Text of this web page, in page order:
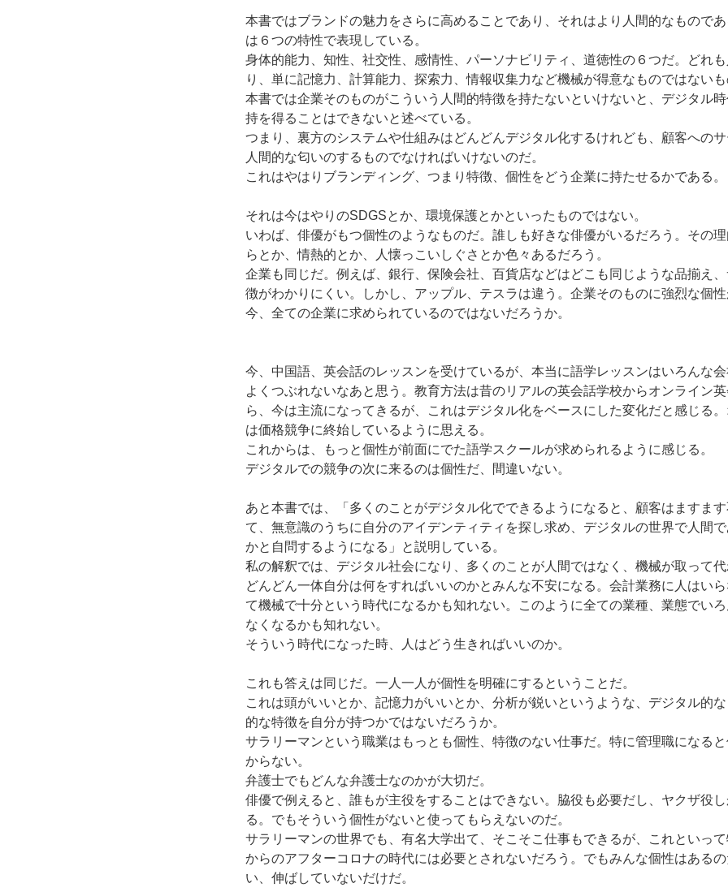
本書ではブランドの魅力をさらに高めることであり、それはより人間的なもので
は６つの特性で表現している。
身体的能力、知性、社交性、感情性、パーソナビリティ、道徳性の６つだ。どれ
り、単に記憶力、計算能力、探索力、情報収集力など機械が得意なものではない
本書では企業そのものがこういう人間的特徴を持たないといけないと、デジタル
持を得ることはできないと述べている。
つまり、裏方のシステムや仕組みはどんどんデジタル化するけれども、顧客への
人間的な匂いのするものでなければいけないのだ。
これはやはりブランディング、つまり特徴、個性をどう企業に持たせるかである。
それは今はやりのSDGSとか、環境保護とかといったものではない。
いわば、俳優がもつ個性のようなものだ。誰しも好きな俳優がいるだろう。その
らとか、情熱的とか、人懐っこいしぐさとか色々あるだろう。
企業も同じだ。例えば、銀行、保険会社、百貨店などはどこも同じような品揃え
徴がわかりにくい。しかし、アップル、テスラは違う。企業そのものに強烈な個
今、全ての企業に求められているのではないだろうか。
今、中国語、英会話のレッスンを受けているが、本当に語学レッスンはいろんな
よくつぶれないなあと思う。教育方法は昔のリアルの英会話学校からオンライン
ら、今は主流になってきるが、これはデジタル化をベースにした変化だと感じる
は価格競争に終始しているように思える。
これからは、もっと個性が前面にでた語学スクールが求められるように感じる。
デジタルでの競争の次に来るのは個性だ、間違いない。
あと本書では、「多くのことがデジタル化でできるようになると、顧客はますま
て、無意識のうちに自分のアイデンティティを探し求め、デジタルの世界で人間
かと自問するようになる」と説明している。
私の解釈では、デジタル社会になり、多くのことが人間ではなく、機械が取って
どんどん一体自分は何をすればいいのかとみんな不安になる。会計業務に人はい
て機械で十分という時代になるかも知れない。このように全ての業種、業態でい
なくなるかも知れない。
そういう時代になった時、人はどう生きればいいのか。
これも答えは同じだ。一人一人が個性を明確にするということだ。
これは頭がいいとか、記憶力がいいとか、分析が鋭いというような、デジタル的
的な特徴を自分が持つかではないだろうか。
サラリーマンという職業はもっとも個性、特徴のない仕事だ。特に管理職になる
からない。
弁護士でもどんな弁護士なのかが大切だ。
俳優で例えると、誰もが主役をすることはできない。脇役も必要だし、ヤクザ役
る。でもそういう個性がないと使ってもらえないのだ。
サラリーマンの世界でも、有名大学出て、そこそこ仕事もできるが、これといっ
からのアフターコロナの時代には必要とされないだろう。でもみんな個性はある
い、伸ばしていないだけだ。